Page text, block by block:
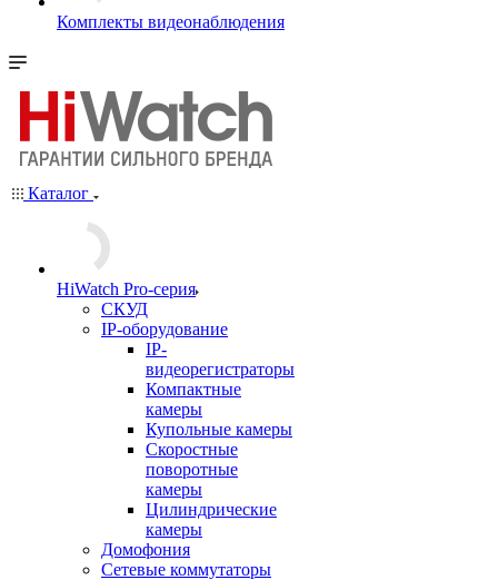
Комплекты видеонаблюдения
Каталог
HiWatch Pro-серия
CКУД
IP-оборудование
IP-
видеорегистраторы
Компактные
камеры
Купольные камеры
Скоростные
поворотные
камеры
Цилиндрические
камеры
Домофония
Сетевые коммутаторы